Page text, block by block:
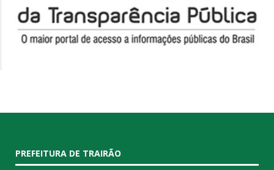
PREFEITURA DE TRAIRÃO